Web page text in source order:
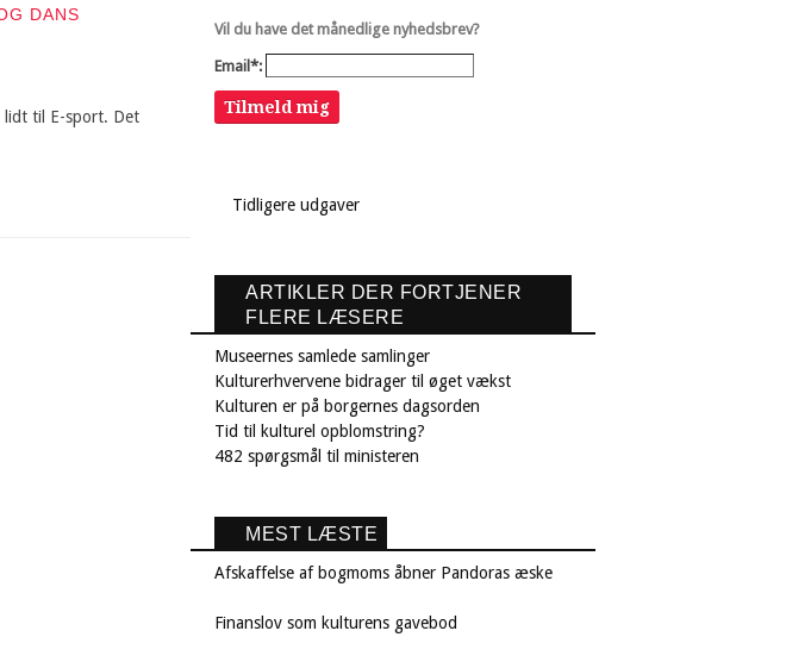
DANS
lidt til E-sport. Det
Vil du have det månedlige nyhedsbrev?
Email*:
Tilmeld mig
Tidligere udgaver
ARTIKLER DER FORTJENER
FLERE LÆSERE
Museernes samlede samlinger
Kulturerhvervene bidrager til øget vækst
Kulturen er på borgernes dagsorden
Tid til kulturel opblomstring?
482 spørgsmål til ministeren
MEST LÆSTE
Afskaffelse af bogmoms åbner Pandoras æske
Finanslov som kulturens gavebod